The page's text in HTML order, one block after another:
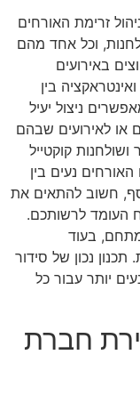
זרימת האורחים
וכל אחד מהם
באירועים
בין
ניצול יעיל
או לאירועים שבהם
קוקטייל
נעים בין
חשוב להתאים את
העומד לרשותכם.
בעוד
נכון של סידור
יותר עבור כל
חברת